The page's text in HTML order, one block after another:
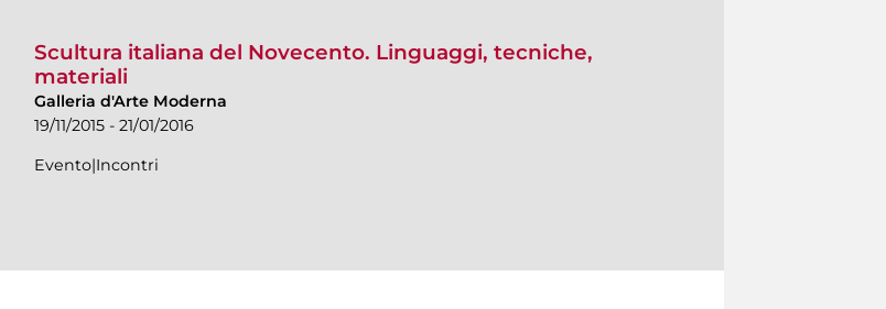
Scultura italiana del Novecento. Linguaggi, tecniche,
materiali
Galleria d'Arte Moderna
19/11/2015 - 21/01/2016
Evento|Incontri